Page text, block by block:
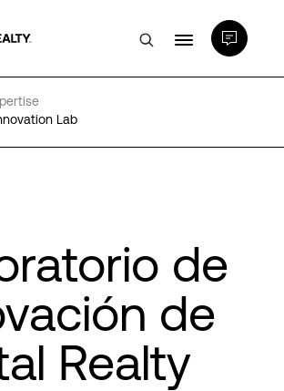
Lab
de
de
Realty